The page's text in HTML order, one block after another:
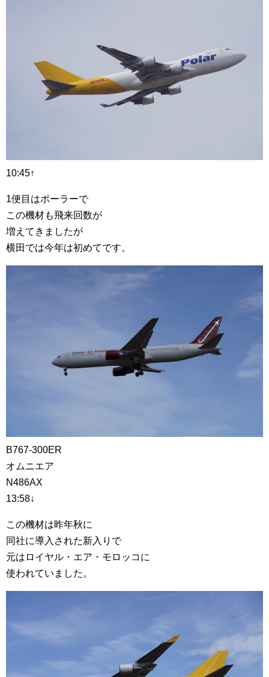
10:45↑
1便目はポーラーで
この機材も飛来回数が
増えてきましたが
横田では今年は初めてです。
B767-300ER
オムニエア
N486AX
13:58↓
この機材は昨年秋に
同社に導入された新入りで
元はロイヤル・エア・モロッコに
使われていました。